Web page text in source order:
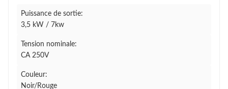
Puissance de sortie:
3,5 kW / 7kw
Tension nominale:
CA 250V
Couleur:
Noir/Rouge